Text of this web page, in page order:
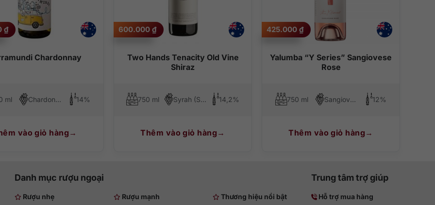
ngọt, mềm mại, mượt mà, có độ axit cân bằng. Thử một ngụm vang, rồi chìm đắm vào không gian tinh tế, nơi mà chỉ có cảm
hương vị của vang sẽ được lưu giữ lâu hơn, sâu hơn. Hãy kết hợp thêm với những món ăn ngon để bữa tiệc thêm thú vị
cá, ghẹ, hàu…
Chardonnay
₫
ml Chardonnay 14%
vào giỏ hàng
Two Hands Tenacity Old Vine
Shiraz
600.000 ₫
750 ml Syrah (Shiraz) 14,2%
Thêm vào giỏ hàng
Yalumba “Y Series” Sangiovese
Rose
425.000 ₫
750 ml Sangiovese 12%
Thêm vào giỏ hàng
Danh mục rượu ngoại
Rượu nhẹ
Rượu mạnh
Thương hiệu nổi bật
Trung tâm trợ giúp
Hỗ trợ mua hàng